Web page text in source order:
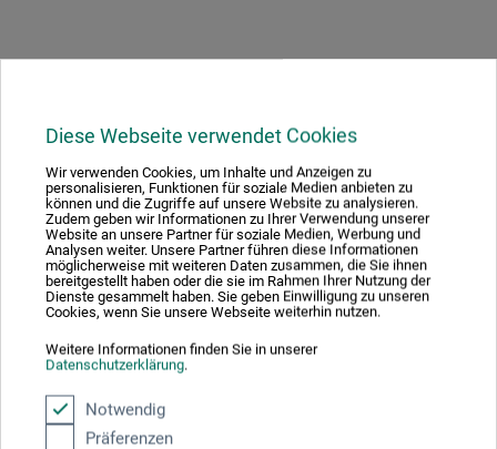
Diese Webseite verwendet Cookies
Wir verwenden Cookies, um Inhalte und Anzeigen zu
personalisieren, Funktionen für soziale Medien anbieten zu
können und die Zugriffe auf unsere Website zu analysieren.
Zudem geben wir Informationen zu Ihrer Verwendung unserer
Website an unsere Partner für soziale Medien, Werbung und
Analysen weiter. Unsere Partner führen diese Informationen
möglicherweise mit weiteren Daten zusammen, die Sie ihnen
bereitgestellt haben oder die sie im Rahmen Ihrer Nutzung der
Dienste gesammelt haben. Sie geben Einwilligung zu unseren
Cookies, wenn Sie unsere Webseite weiterhin nutzen.
Weitere Informationen finden Sie in unserer
Datenschutzerklärung.
Notwendig
Präferenzen
Hersteller-Kontakt
Hier finden Sie die Kontaktdaten des Herstellers zu
diesem Produkt.
Clairefontaine Rhodia
RD 52
68490 Ottmarsheim
FRANKREICH
info@clairefontaine.com